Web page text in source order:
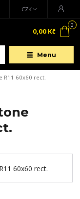
Menu
CZK
0
0,00 Kč
R11 60x60 rect.